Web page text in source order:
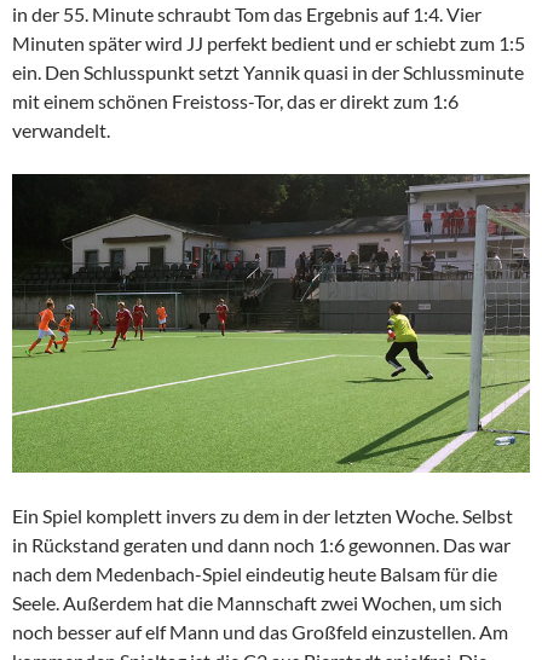
in der 55. Minute schraubt Tom das Ergebnis auf 1:4. Vier
Minuten später wird JJ perfekt bedient und er schiebt zum 1:5
ein. Den Schlusspunkt setzt Yannik quasi in der Schlussminute
mit einem schönen Freistoss-Tor, das er direkt zum 1:6
verwandelt.
Ein Spiel komplett invers zu dem in der letzten Woche. Selbst
in Rückstand geraten und dann noch 1:6 gewonnen. Das war
nach dem Medenbach-Spiel eindeutig heute Balsam für die
Seele. Außerdem hat die Mannschaft zwei Wochen, um sich
noch besser auf elf Mann und das Großfeld einzustellen. Am